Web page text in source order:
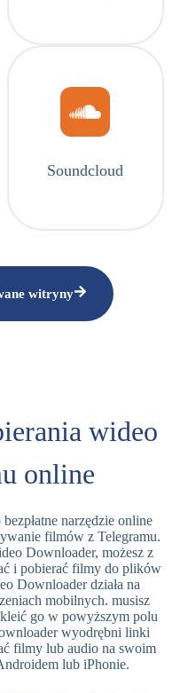
Soundcloud
witryny
wideo
online
narzędzie online
filmów z Telegramu.
Downloader, możesz z
i pobierać filmy do plików
Downloader działa na
mobilnych. musisz
go w powyższym polu
wyodrębni linki
filmy lub audio na swoim
lub iPhonie.